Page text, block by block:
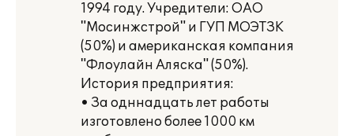
1994 году. Учредители: ОАО
"Мосинжстрой" и ГУП МОЭТЗК
(50%) и американская компания
"Флоулайн Аляска" (50%).
История предприятия:
• За одннадцать лет работы
изготовлено более 1000 км